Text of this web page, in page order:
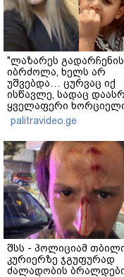
"ლაზარეს
იბრძოლა, ხელს არ
უშვებდა… ცურვაც იქ
ისწავლე, სადაც
ყველაფერი
ცხოვრებიდან" – რას
ხობში დაღუპული
შვილის ახლობელი?
palitravideo.ge
შსს - პოლიციამ
კურიერზე ჯგუფურად
ძალადობის